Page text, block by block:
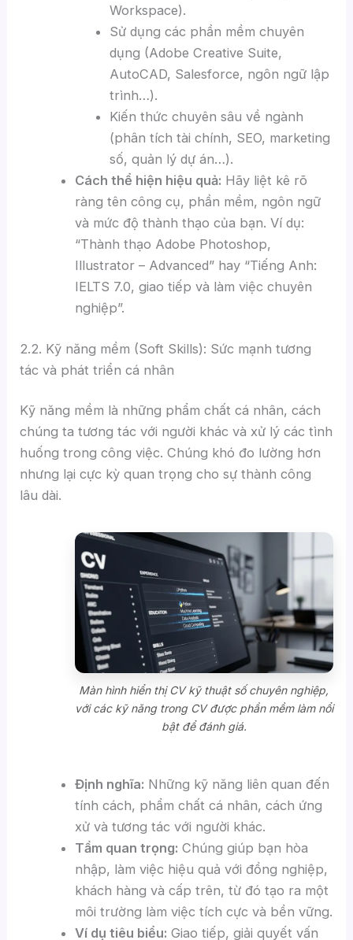
Workspace).
Sử dụng các phần mềm chuyên
dụng (Adobe Creative Suite,
AutoCAD, Salesforce, ngôn ngữ lập
trình…).
Kiến thức chuyên sâu về ngành
(phân tích tài chính, SEO, marketing
số, quản lý dự án…).
Cách thể hiện hiệu quả: Hãy liệt kê rõ
ràng tên công cụ, phần mềm, ngôn ngữ
và mức độ thành thạo của bạn. Ví dụ:
“Thành thạo Adobe Photoshop,
Illustrator – Advanced” hay “Tiếng Anh:
IELTS 7.0, giao tiếp và làm việc chuyên
nghiệp”.
2.2. Kỹ năng mềm (Soft Skills): Sức mạnh tương
tác và phát triển cá nhân
Kỹ năng mềm là những phẩm chất cá nhân, cách
chúng ta tương tác với người khác và xử lý các tình
huống trong công việc. Chúng khó đo lường hơn
nhưng lại cực kỳ quan trọng cho sự thành công
lâu dài.
Màn hình hiển thị CV kỹ thuật số chuyên nghiệp,
với các kỹ năng trong CV được phần mềm làm nổi
bật để đánh giá.
Định nghĩa: Những kỹ năng liên quan đến
tính cách, phẩm chất cá nhân, cách ứng
xử và tương tác với người khác.
Tầm quan trọng: Chúng giúp bạn hòa
nhập, làm việc hiệu quả với đồng nghiệp,
khách hàng và cấp trên, từ đó tạo ra một
môi trường làm việc tích cực và bền vững.
Ví dụ tiêu biểu: Giao tiếp, giải quyết vấn